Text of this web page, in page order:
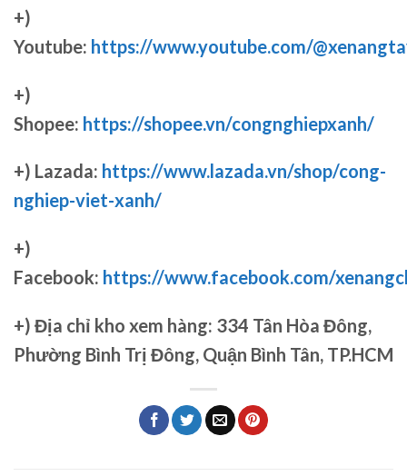
+)
Youtube: https://www.youtube.com/
+)
Shopee: https://shopee.vn/congnghiepxanh/
+) Lazada: https://www.lazada.vn/shop/cong-
nghiep-viet-xanh/
+)
Facebook: https://www.facebook.com/
+) Địa chỉ kho xem hàng: 334 Tân Hòa Đông,
Phường Bình Trị Đông, Quận Bình Tân, TP.HCM